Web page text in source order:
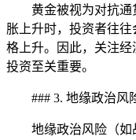
黄金被视为对抗
胀上升时，投资者往
格上升。因此，关注
投资至关重要。
### 3. 地缘政治风
地缘政治风险（